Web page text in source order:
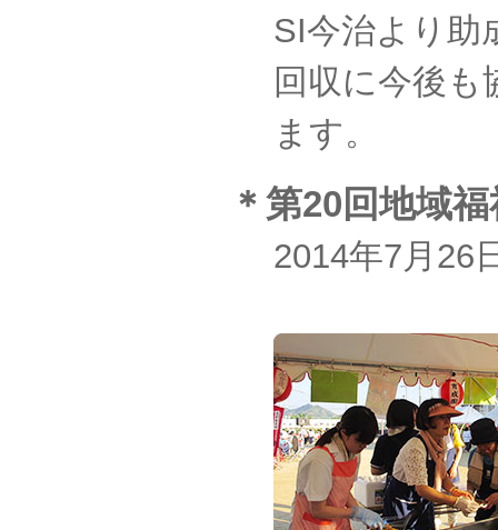
SI今治より助
回収に今後
ます。
＊第20回地域
2014年7月